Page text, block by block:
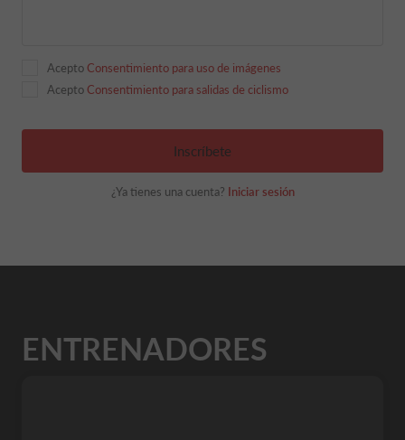
Acepto Consentimiento para uso de imágenes
Acepto Consentimiento para salidas de ciclismo
Inscríbete
¿Ya tienes una cuenta? Iniciar sesión
ENTRENADORES